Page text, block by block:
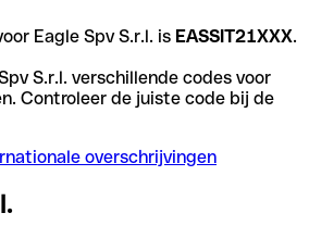
Eagle Spv S.r.l. is EASSIT21XXX.
S.r.l. verschillende codes voor
Controleer de juiste code bij de
overschrijvingen